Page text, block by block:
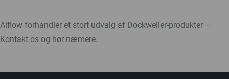
Alflow forhandler et stort udvalg af Dockweiler-produkter –
Kontakt os og hør næmere.